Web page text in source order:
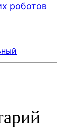
роботов